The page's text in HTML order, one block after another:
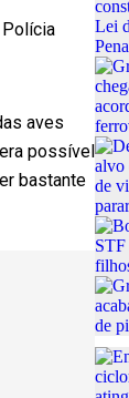
aves
possível
bastante